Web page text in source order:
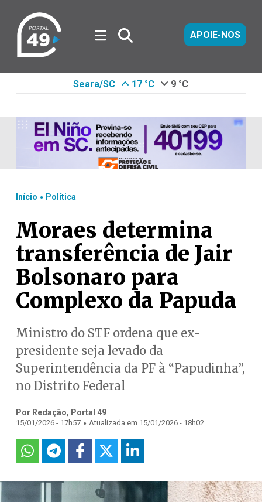
APOIE-NOS
Seara/SC 17 °C 9 °C
Início . Política
Moraes determina
transferência de Jair
Bolsonaro para
Complexo da Papuda
Ministro do STF ordena que ex-
presidente seja levado da
Superintendência da PF à “Papudinha”,
no Distrito Federal
Por Redação, Portal 49
15/01/2026 - 17h57 . Atualizada em 15/01/2026 - 18h02